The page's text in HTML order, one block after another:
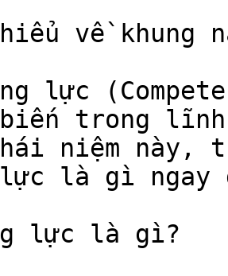
về khung
lực
biến trong
niệm này,
lực là gì ngay
lực là gì?